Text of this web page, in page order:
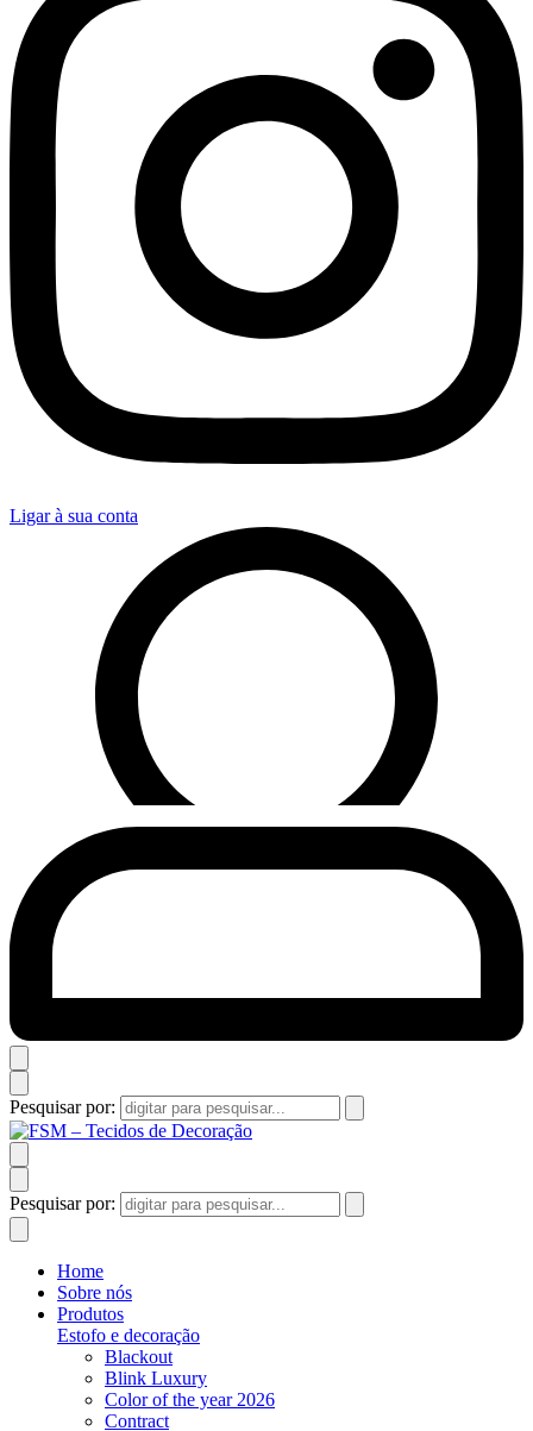
Ligar à sua conta
Pesquisar por:
Pesquisar por:
Home
Sobre nós
Produtos
Estofo e decoração
Blackout
Blink Luxury
Color of the year 2026
Contract